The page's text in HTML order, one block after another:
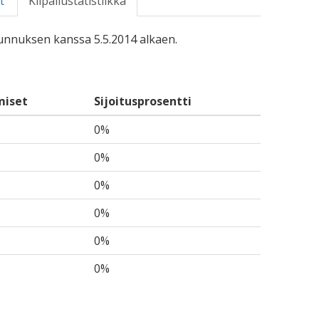
kanssa 5.5.2014 alkaen.
Sijoitusprosentti
0%
0%
0%
0%
0%
0%